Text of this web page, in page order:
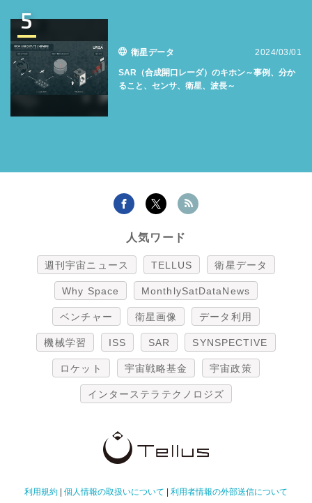
5
衛星データ 2024/03/01
SAR（合成開口レーダ）のキホン～事例、分か
ること、センサ、衛星、波長～
人気ワード
週刊宇宙ニュース TELLUS 衛星データ
Why Space MonthlySatDataNews
ベンチャー 衛星画像 データ利用
機械学習 ISS SAR SYNSPECTIVE
ロケット 宇宙戦略基金 宇宙政策
インターステラテクノロジズ
利用規約 個人情報の取扱いについて 利用者情報の外部送信について